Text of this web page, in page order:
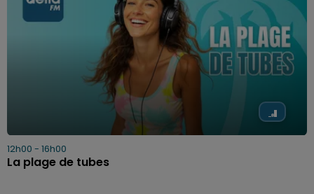
12h00 - 16h00
La plage de tubes